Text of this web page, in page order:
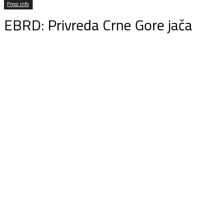
Press info
EBRD: Privreda Crne Gore jača